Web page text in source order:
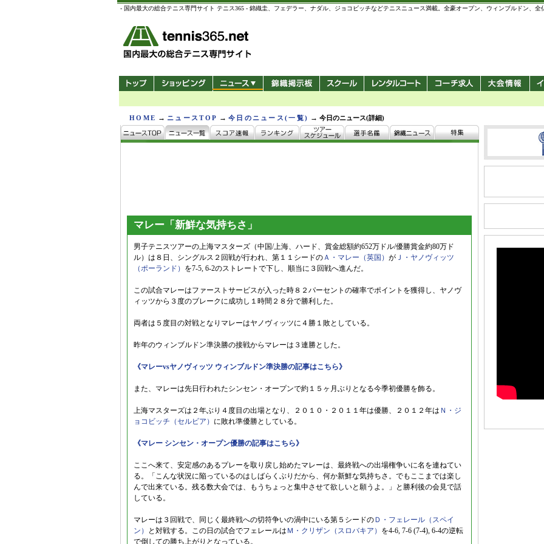
- 国内最大の総合テニス専門サイト テニス365 - 錦織圭、フェデラー、ナダル、ジョコビッチなどテニスニュース満載。全豪オープン、ウィンブルドン、全
HOME → ニュースTOP →今日のニュース(一覧) →今日のニュース(詳細)
マレー「新鮮な気持ちさ」
男子テニスツアーの上海マスターズ（中国/上海、ハード、賞金総額約652万ドル/優勝賞金約80万ド
ル）は８日、シングルス２回戦が行われ、第１１シードのＡ・マレー（英国） が Ｊ・ヤノヴィッツ
（ポーランド） を7-5, 6-2のストレートで下し、順当に３回戦へ進んだ。
この試合マレーはファーストサービスが入った時８２パーセントの確率でポイントを獲得し、ヤノヴ
ィッツから３度のブレークに成功し１時間２８分で勝利した。
両者は５度目の対戦となりマレーはヤノヴィッツに４勝１敗としている。
昨年のウィンブルドン準決勝の接戦からマレーは３連勝とした。
《マレーvsヤノヴィッツ ウィンブルドン準決勝の記事はこちら》
また、マレーは先日行われたシンセン・オープンで約１５ヶ月ぶりとなる今季初優勝を飾る。
上海マスターズは２年ぶり４度目の出場となり、２０１０・２０１１年は優勝、２０１２年は Ｎ・ジ
ョコビッチ（セルビア） に敗れ準優勝としている。
《マレー シンセン・オープン優勝の記事はこちら》
ここへ来て、安定感のあるプレーを取り戻し始めたマレーは、最終戦への出場権争いに名を連ねてい
る。「こんな状況に陥っているのはしばらくぶりだから、何か新鮮な気持ちさ。でもここまでは楽し
んで出来ている。残る数大会では、もうちょっと集中させて欲しいと願うよ。」と勝利後の会見で話
している。
マレーは３回戦で、同じく最終戦への切符争いの渦中にいる第５シードのＤ・フェレール（スペイ
ン）
と対戦する。この日の試合でフェレールは Ｍ・クリザン（スロバキア） を4-6, 7-6 (7-4), 6-4の逆転
で倒しての勝ち上がりとなっている。